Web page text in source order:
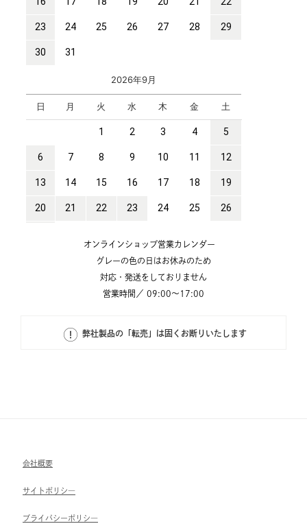
オンラインショップ営業カレンダー
グレーの色の日はお休みのため
対応・発送をしておりません
営業時間／ 09:00～17:00
弊社製品の「転売」は固くお断りいたします
会社概要
サイトポリシ―
ブライパシーポリシ―